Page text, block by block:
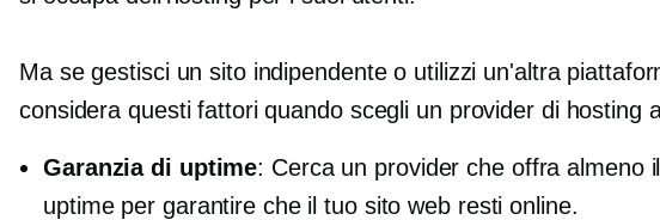
Ma se gestisci un sito indipendente o utilizzi un'altra
considera questi fattori quando scegli un provider di hosting
Garanzia di uptime: Cerca un provider che offra almeno
uptime per garantire che il tuo sito web resti online.